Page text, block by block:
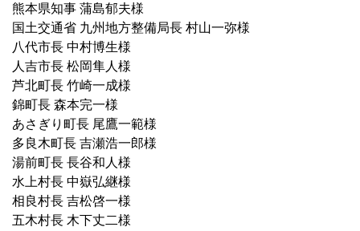
熊本県知事 蒲島郁夫様
国土交通省 九州地方整備局長 村山一弥様
八代市長 中村博生様
人吉市長 松岡隼人様
芦北町長 竹崎一成様
錦町長 森本完一様
あさぎり町長 尾鷹一範様
多良木町長 吉瀬浩一郎様
湯前町長 長谷和人様
水上村長 中嶽弘継様
相良村長 吉松啓一様
五木村長 木下丈二様